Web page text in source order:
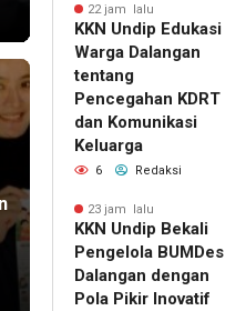
22 jam lalu
KKN Undip Edukasi
Warga Dalangan
tentang
Pencegahan KDRT
dan Komunikasi
Keluarga
6 Redaksi
23 jam lalu
KKN Undip Bekali
Pengelola BUMDes
Dalangan dengan
Pola Pikir Inovatif